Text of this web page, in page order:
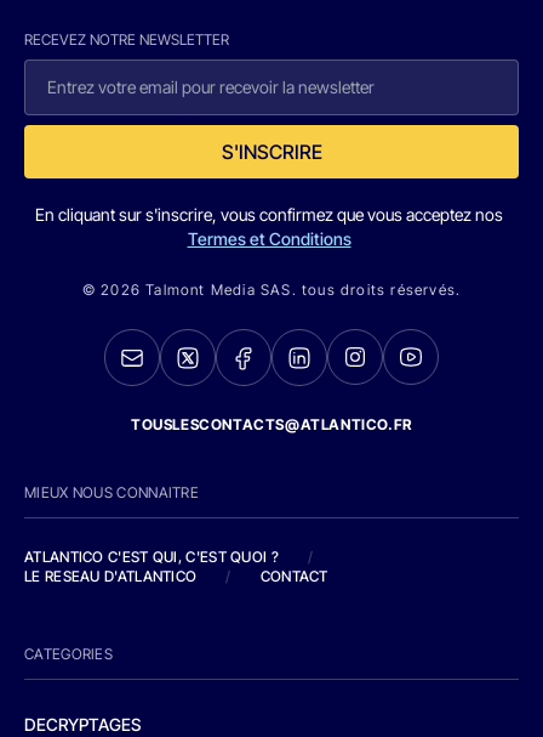
RECEVEZ NOTRE NEWSLETTER
S'INSCRIRE
En cliquant sur s'inscrire, vous confirmez que vous acceptez nos
Termes et Conditions
© 2026 Talmont Media SAS. tous droits réservés.
TOUSLESCONTACTS@ATLANTICO.FR
MIEUX NOUS CONNAITRE
ATLANTICO C'EST QUI, C'EST QUOI ?
/
LE RESEAU D'ATLANTICO
/ CONTACT
CATEGORIES
DECRYPTAGES